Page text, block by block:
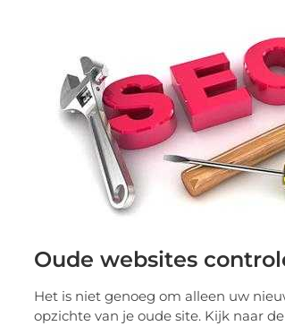
Oude websites
Het is niet genoeg om alleen uw
opzichte van je oude site. Kijk naar